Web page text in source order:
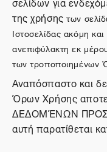
της χρήσηςτων
Ιστοσελίδας ακόμη
ανεπιφύλακτη εκ
των τροποποιημένων
Αναπόσπαστο και
Όρων Χρήσης
ΔΕΔΟΜΈΝΩΝ
αυτή παρατίθεται